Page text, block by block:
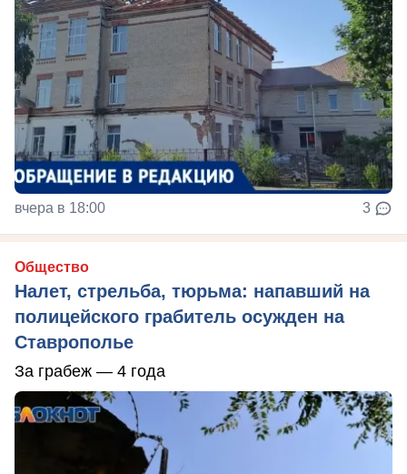
вчера в 18:00 3
Общество
Налет, стрельба, тюрьма: напавший на
полицейского грабитель осужден на
Ставрополье
За грабеж — 4 года